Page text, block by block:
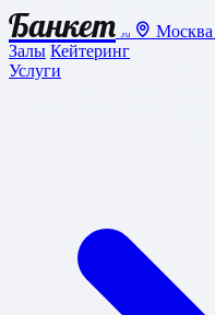
Банкет .ru
Москва
Залы Кейтеринг
Услуги